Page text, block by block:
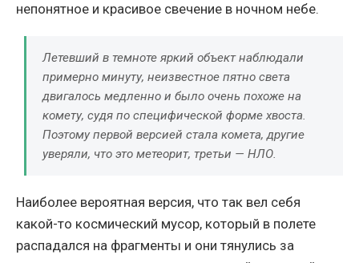
непонятное и красивое свечение в ночном небе.
Летевший в темноте яркий объект наблюдали
примерно минуту, неизвестное пятно света
двигалось медленно и было очень похоже на
комету, судя по специфической форме хвоста.
Поэтому первой версией стала комета, другие
уверяли, что это метеорит, третьи — НЛО.
Наиболее вероятная версия, что так вел себя
какой-то космический мусор, который в полете
распадался на фрагменты и они тянулись за